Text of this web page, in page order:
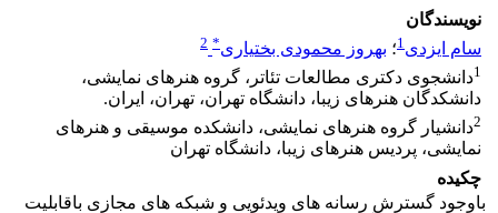
نویسندگان
سام ایزدی1؛ بهروز محمودی بختیاری*
2
1دانشجوی دکتری مطالعات تئاتر، گروه هنرهای نمایشی،
دانشکدگان هنرهای زیبا، دانشگاه تهران، تهران، ایران.
2دانشیار گروه هنرهای نمایشی، دانشکده موسیقی و هنرهای
نمایشی، پردیس هنرهای زیبا، دانشگاه تهران
چکیده
باوجود گسترش رسانه­ های ویدئویی و شبکه­ های مجازی باقابلیت